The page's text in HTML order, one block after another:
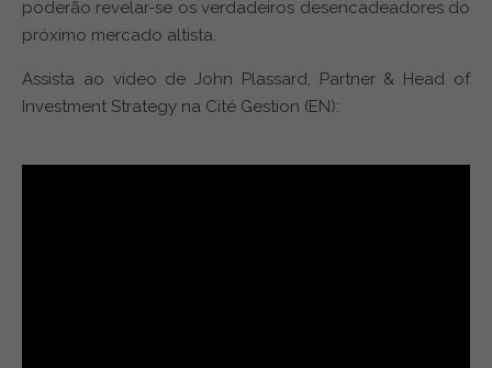
poderão revelar-se os verdadeiros desencadeadores do
próximo mercado altista.
Assista ao vídeo de John Plassard, Partner & Head of
Investment Strategy na Cité Gestion (EN):